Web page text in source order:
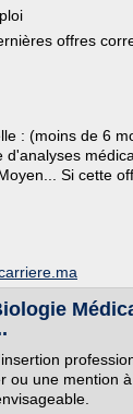
offres
: (moins de 6
d'analyses
Si cette
ou une mention